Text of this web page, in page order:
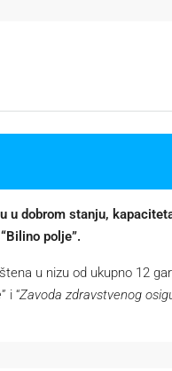
u dobrom stanju,
polje”.
u nizu od ukupno 12
” i “Zavoda zdravstvenog